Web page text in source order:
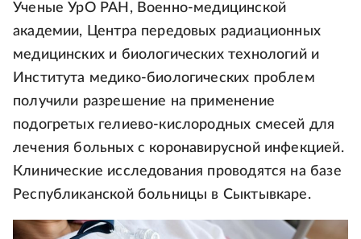
Ученые УрО РАН, Военно-медицинской
академии, Центра передовых радиационных
медицинских и биологических технологий и
Института медико-биологических проблем
получили разрешение на применение
подогретых гелиево-кислородных смесей для
лечения больных с коронавирусной инфекцией.
Клинические исследования проводятся на базе
Республиканской больницы в Сыктывкаре.